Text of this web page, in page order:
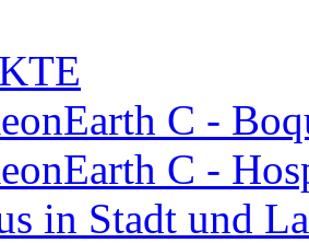
C -
C -
in Stadt und